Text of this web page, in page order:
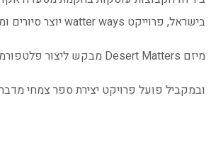
בישראל, פרוייקט watter ways יוצר סיורים ומסלולים חוצי גבולות בין ישראל ירדן ופלסטין סביב נושא המים במדבר.
מיזם Desert Matters מבקש ליצור פלטפורמה תיירותית משותפת בין שלושת המדינות דרך אתר אינטרנט שיהווה מגזין תיירות וממשק הזמנת לינה, סיורים, סדנאות ומידע על המתרחש בין עקבה-יריחו-אילת.
ובמקביל פועל פרויקט יצירת ספר צמחי